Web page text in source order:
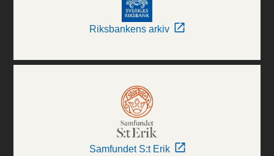
Riksbankens arkiv
Samfundet S:t Erik